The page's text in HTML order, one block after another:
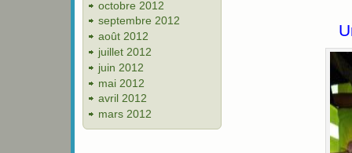
octobre 2012
septembre 2012
août 2012
juillet 2012
juin 2012
mai 2012
avril 2012
mars 2012